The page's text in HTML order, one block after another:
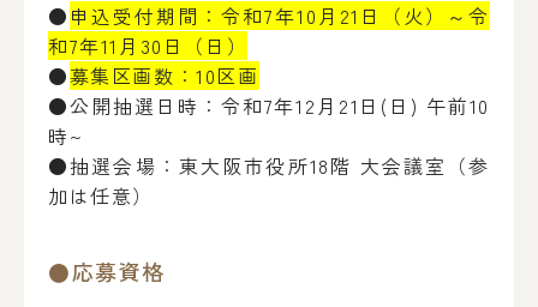
● 申込受付期間：令和7年10月21日（火）～令
和7年11月30日（日）
●募集区画数：10区画
●公開抽選日時：令和7年12月21日(日) 午前10
時~
●抽選会場：東大阪市役所18階 大会議室（参
加は任意）
●応募資格